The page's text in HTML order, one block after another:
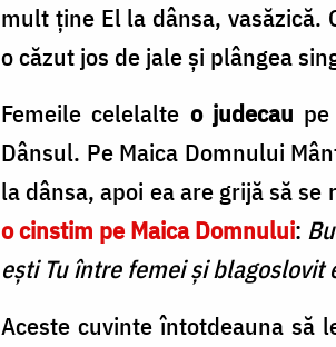
mult ține El la dânsa, vasăzică.
o căzut jos de jale și plângea
Femeile celelalte o judecau
Dânsul. Pe Maica Domnului
la dânsa, apoi ea are grijă să
o cinstim pe Maica Domnului:
ești Tu între femei și
Aceste cuvinte întotdeauna să